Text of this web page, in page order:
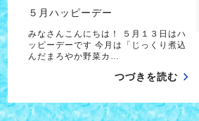
５月ハッピーデー
みなさんこんにちは！ ５月１３日はハ
ッピーデーです 今月は「じっくり煮込
んだまろやか野菜カ…
つづきを読む